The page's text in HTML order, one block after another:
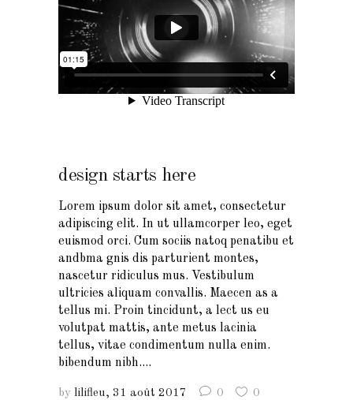
design starts here
Lorem ipsum dolor sit amet, consectetur
adipiscing elit. In ut ullamcorper leo, eget
euismod orci. Cum sociis natoq penatibu et
andbma gnis dis parturient montes,
nascetur ridiculus mus. Vestibulum
ultricies aliquam convallis. Maecen as a
tellus mi. Proin tincidunt, a lect us eu
volutpat mattis, ante metus lacinia
tellus, vitae condimentum nulla enim.
bibendum nibh....
by lilifleu 31 août 2017 0 0